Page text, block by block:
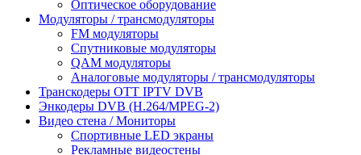
Оптическое оборудование
Модуляторы / трансмодуляторы
FM модуляторы
Спутниковые модуляторы
QAM модуляторы
Аналоговые модуляторы / трансмодуляторы
Транскодеры OTT IPTV DVB
Энкодеры DVB (H.264/MPEG-2)
Видео стена / Мониторы
Спортивные LED экраны
Рекламные видеостены